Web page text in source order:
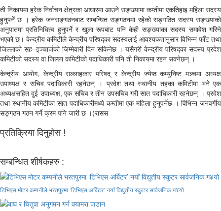
ती निकायमा हरेक निर्वाचन क्षेत्रका आधारमा आउने सङ्ख्यामा कम्तीमा एकतिहाइ महिला सदस्य
हुनुपर्ने छ । हरेक जनसङ्गठनबाट सम्बन्धित सङ्गठनमा रहेको सङ्गठित सदस्य सङ्ख्याको
अनुपातमा प्रतिनिधित्व हुनुपर्ने र खुला रूपबाट पनि केही सङ्ख्याका सदस्य समावेश गरिने
भएको छ। केन्द्रीय कमिटीले केन्द्रीय परिषद्का सदस्यलाई आवश्यकतानुसार विभिन्न फाँट तथा
जिल्लाको सह–इञ्चार्जको जिम्मेवारी दिन सकिनेछ । यसैगरी केन्द्रीय परिषद्का सदस्य प्रदेश
कमिटीको सदस्य वा जिल्ला कमिटीको पदाधिकारी पनि ती निकायमा रहन सक्नेछन् ।
केन्द्रीय आयोग, केन्द्रीय सल्लाहकार परिषद् र केन्द्रीय ज्येष्ठ कम्युनिष्ट मञ्चमा अध्यक्ष
उपाध्यक्ष र सचिव पदाधिकारी रहनेछन् । प्रदेश तथा स्थानीय तहका कमिटीमा भने एक
अध्यक्षसहित दुई उपाध्यक्ष, एक सचिव र तीन उपसचिव गरी सात पदाधिकारी रहनेछन् । प्रदेश
तथा स्थानीय कमिटीका सात पदाधिकारीमध्ये कम्तीमा एक महिला हुनुपर्नेछ । विभिन्न जनवर्गीय
सङ्गठन गठन गर्ने क्रम पनि जारी छ ।(रासस
प्रतिक्रिया दिनुहोस !
सम्बन्धित शीर्षकहरु :
टिभिएस मोटर कम्पनीले भरतपुरमा ‘टिभिएस अर्बिटर’ नयाँ विद्युतीय स्कुटर सार्वजनिक ग¥यो